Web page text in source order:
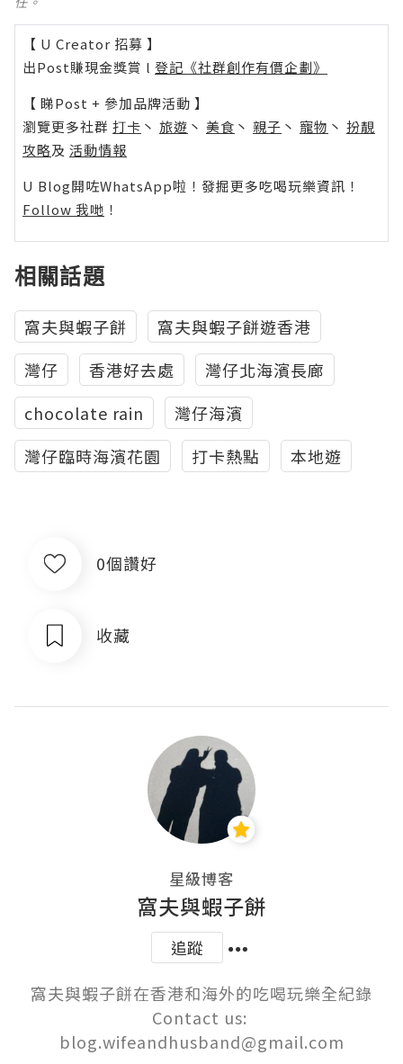
【 U Creator 招募 】
出Post賺現金獎賞 l 登記《社群創作有價企劃》
【 睇Post + 參加品牌活動 】
瀏覽更多社群 打卡 丶 旅遊 丶 美食 丶 親子 丶 寵物 丶 扮靚
攻略及 活動情報
U Blog開咗WhatsApp啦！發掘更多吃喝玩樂資訊！
Follow 我哋 ！
相關話題
窩夫與蝦子餅
窩夫與蝦子餅遊香港
灣仔
香港好去處
灣仔北海濱長廊
chocolate rain
灣仔海濱
灣仔臨時海濱花園
打卡熱點 本地遊
0個讚好
收藏
星級博客
窩夫與蝦子餅
追蹤
窩夫與蝦子餅在香港和海外的吃喝玩樂全紀錄
Contact us:
blog.wifeandhusband@gmail.com